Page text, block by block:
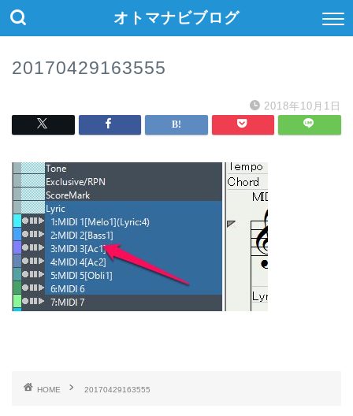
オトマナビブログ
20170429163555
2018年10月1日
HOME 20170429163555